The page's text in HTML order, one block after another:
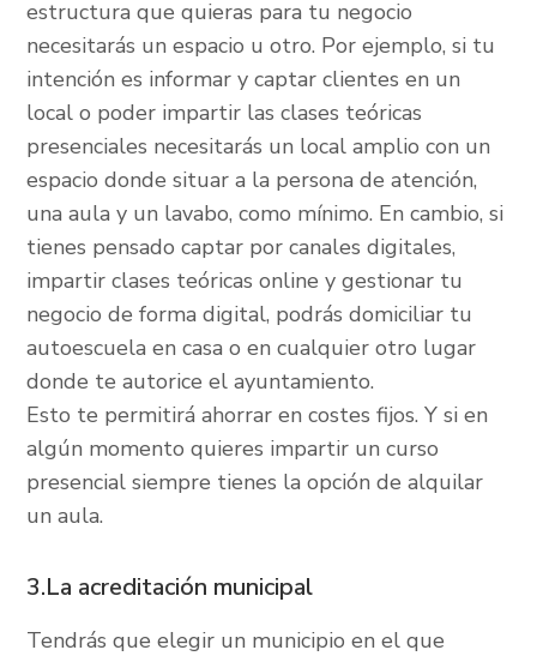
estructura que quieras para tu negocio
necesitarás un espacio u otro. Por ejemplo, si tu
intención es informar y captar clientes en un
local o poder impartir las clases teóricas
presenciales necesitarás un local amplio con un
espacio donde situar a la persona de atención,
una aula y un lavabo, como mínimo. En cambio, si
tienes pensado captar por canales digitales,
impartir clases teóricas online y gestionar tu
negocio de forma digital, podrás domiciliar tu
autoescuela en casa o en cualquier otro lugar
donde te autorice el ayuntamiento.
Esto te permitirá ahorrar en costes fijos. Y si en
algún momento quieres impartir un curso
presencial siempre tienes la opción de alquilar
un aula.
3.La acreditación municipal
Tendrás que elegir un municipio en el que